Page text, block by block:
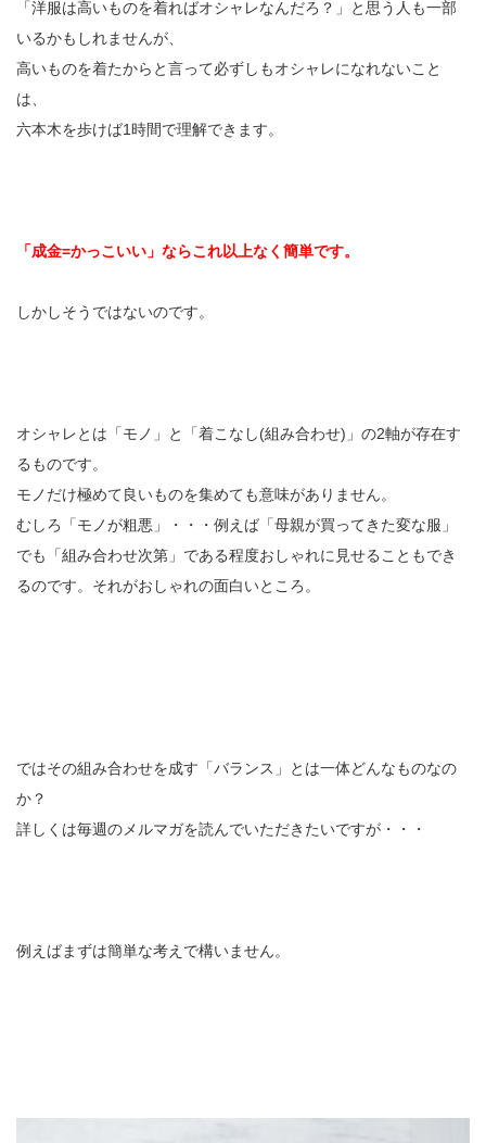
「洋服は高いものを着ればオシャレなんだろ？」と思う人も一部
いるかもしれませんが、
高いものを着たからと言って必ずしもオシャレになれないこと
は、
六本木を歩けば1時間で理解できます。
「成金=かっこいい」ならこれ以上なく簡単です。
しかしそうではないのです。
オシャレとは「モノ」と「着こなし(組み合わせ)」の2軸が存在す
るものです。
モノだけ極めて良いものを集めても意味がありません。
むしろ「モノが粗悪」・・・例えば「母親が買ってきた変な服」
でも「組み合わせ次第」である程度おしゃれに見せることもでき
るのです。それがおしゃれの面白いところ。
ではその組み合わせを成す「バランス」とは一体どんなものなの
か？
詳しくは毎週のメルマガを読んでいただきたいですが・・・
例えばまずは簡単な考えで構いません。